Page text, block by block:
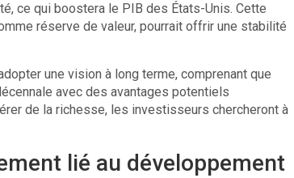
ce qui boostera le PIB des États-Unis. Cette
réserve de valeur, pourrait offrir une stabilité
une vision à long terme, comprenant que
avec des avantages potentiels
de la richesse, les investisseurs chercheront à
lié au développement